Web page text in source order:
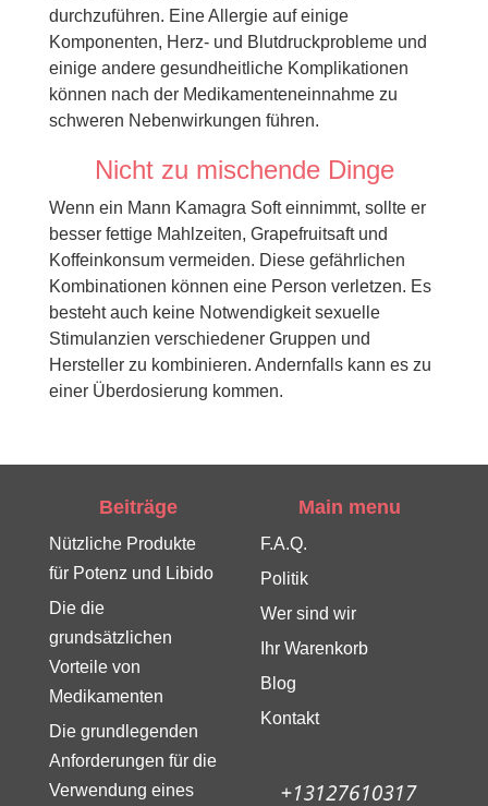
durchzuführen. Eine Allergie auf einige
Komponenten, Herz- und Blutdruckprobleme und
einige andere gesundheitliche Komplikationen
können nach der Medikamenteneinnahme zu
schweren Nebenwirkungen führen.
Nicht zu mischende Dinge
Wenn ein Mann Kamagra Soft einnimmt, sollte er
besser fettige Mahlzeiten, Grapefruitsaft und
Koffeinkonsum vermeiden. Diese gefährlichen
Kombinationen können eine Person verletzen. Es
besteht auch keine Notwendigkeit sexuelle
Stimulanzien verschiedener Gruppen und
Hersteller zu kombinieren. Andernfalls kann es zu
einer Überdosierung kommen.
Beiträge
Nützliche Produkte
für Potenz und Libido
Die die
grundsätzlichen
Vorteile von
Medikamenten
Die grundlegenden
Anforderungen für die
Verwendung eines
Main menu
F.A.Q.
Politik
Wer sind wir
Ihr Warenkorb
Blog
Kontakt